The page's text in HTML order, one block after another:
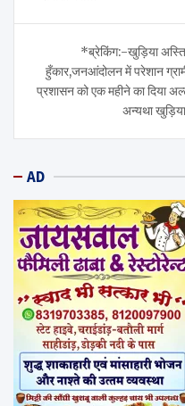
*ब्रेकिंग:-खुड़िया
हुँकार,जनआंदोलन में परेशान
प्रशासन को एक महीने का दिया
अन्यथा
AD